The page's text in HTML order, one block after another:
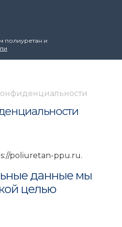
полиуретан и
poliuretan-ppu.ru.
данные мы
целью